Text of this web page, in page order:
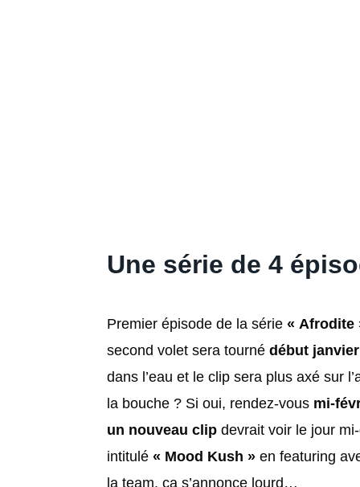
Une série de 4
Premier épisode de la série « Afrodite
second volet sera tourné début janvier
dans l’eau et le clip sera plus axé sur
la bouche ? Si oui, rendez-vous mi-
un nouveau clip devrait voir le jour
intitulé « Mood Kush » en featuring
la team, ça s’annonce lourd…